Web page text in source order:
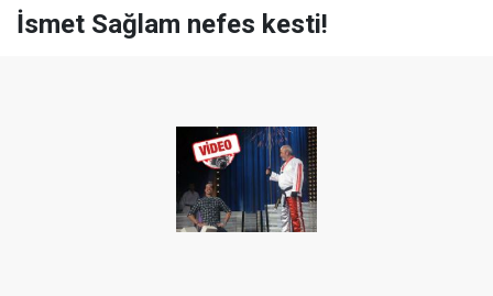
İsmet Sağlam nefes kesti!